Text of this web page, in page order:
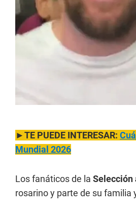
►TE PUEDE INTERESAR:
Mundial 2026
Los fanáticos de la Selección
rosarino y parte de su